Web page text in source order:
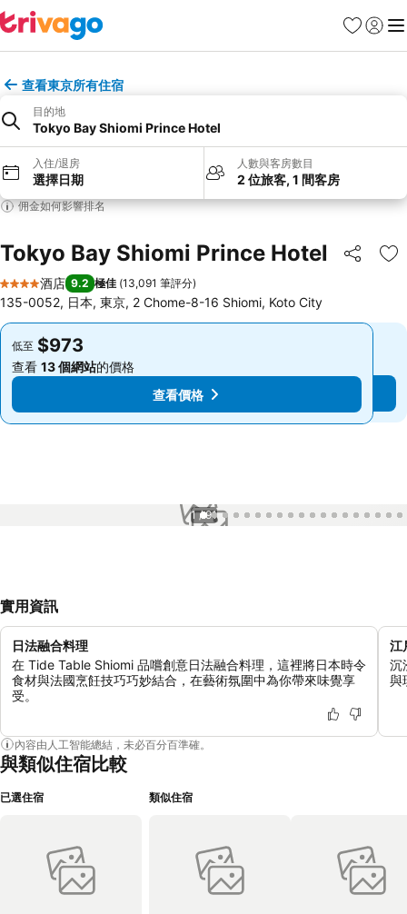
收藏夾
登入 選
查看東京所有住宿
目的地
Tokyo Bay Shiomi Prince Hotel
入住/退房
選擇日期
人數與客房數目
2 位旅客, 1 間客房
佣金如何影響排名
Tokyo Bay Shiomi Prince Hotel 分享
放
4 星級
酒店 9.2 極佳 (13,091 筆評分)
135-0052, 日本, 東京, 2 Chome-8-16 Shiomi, Koto City
低至 $973
查看 13 個網站的價格
查看價格
低至 $973
查看 13 個網站的價格
查看價格
1 / 91
實用資訊
日法融合料理
在 Tide Table Shiomi 品嚐創意日法融合料理，這裡將日本時令
食材與法國烹飪技巧巧妙結合，在藝術氛圍中為你帶來味覺享
受。
江
沉
與
內容由人工智能總結，未必百分百準確。
與類似住宿比較
已選住宿 類似住宿